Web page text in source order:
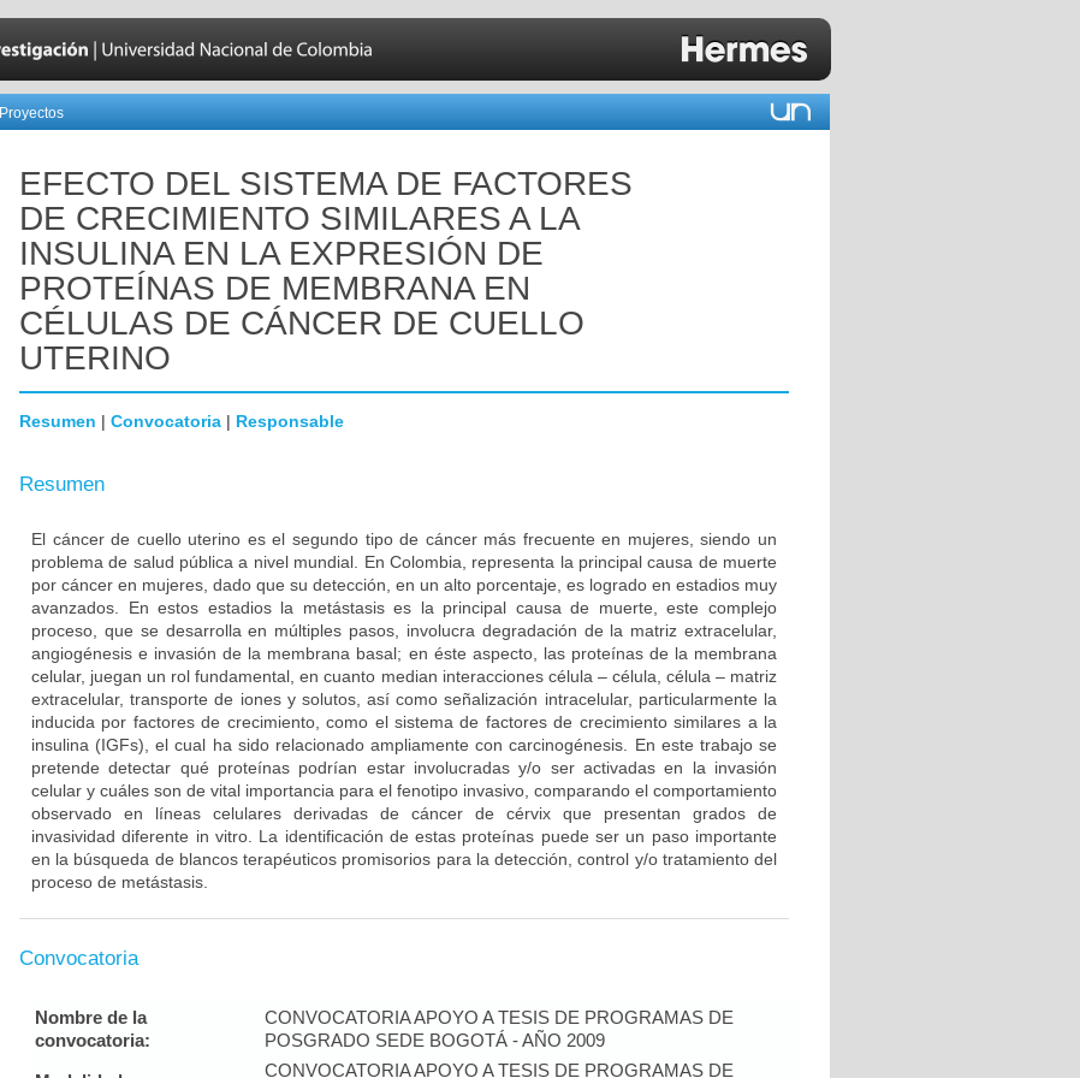
Proyectos
EFECTO DEL SISTEMA DE FACTORES
DE CRECIMIENTO SIMILARES A LA
INSULINA EN LA EXPRESIÓN DE
PROTEÍNAS DE MEMBRANA EN
CÉLULAS DE CÁNCER DE CUELLO
UTERINO
Resumen | Convocatoria | Responsable
Resumen
El cáncer de cuello uterino es el segundo tipo de cáncer más frecuente en mujeres, siendo un
problema de salud pública a nivel mundial. En Colombia, representa la principal causa de muerte
por cáncer en mujeres, dado que su detección, en un alto porcentaje, es logrado en estadios muy
avanzados. En estos estadios la metástasis es la principal causa de muerte, este complejo
proceso, que se desarrolla en múltiples pasos, involucra degradación de la matriz extracelular,
angiogénesis e invasión de la membrana basal; en éste aspecto, las proteínas de la membrana
celular, juegan un rol fundamental, en cuanto median interacciones célula – célula, célula – matriz
extracelular, transporte de iones y solutos, así como señalización intracelular, particularmente la
inducida por factores de crecimiento, como el sistema de factores de crecimiento similares a la
insulina (IGFs), el cual ha sido relacionado ampliamente con carcinogénesis. En este trabajo se
pretende detectar qué proteínas podrían estar involucradas y/o ser activadas en la invasión
celular y cuáles son de vital importancia para el fenotipo invasivo, comparando el comportamiento
observado en líneas celulares derivadas de cáncer de cérvix que presentan grados de
invasividad diferente in vitro. La identificación de estas proteínas puede ser un paso importante
en la búsqueda de blancos terapéuticos promisorios para la detección, control y/o tratamiento del
proceso de metástasis.
Convocatoria
Nombre de la
convocatoria:
CONVOCATORIA APOYO A TESIS DE PROGRAMAS DE
POSGRADO SEDE BOGOTÁ - AÑO 2009
CONVOCATORIA APOYO A TESIS DE PROGRAMAS DE